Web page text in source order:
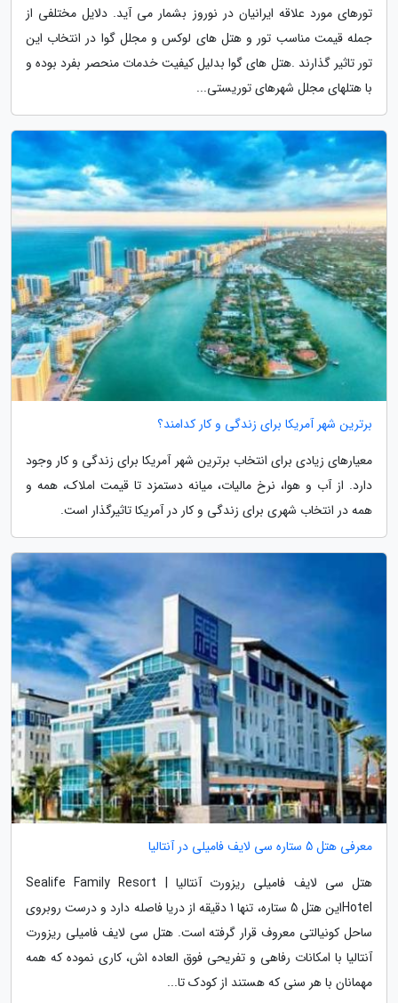
تورهای مورد علاقه ایرانیان در نوروز بشمار می آید. دلایل مختلفی از
جمله قیمت مناسب تور و هتل های لوکس و مجلل گوا در انتخاب این
تور تاثیر گذارند .هتل های گوا بدلیل کیفیت خدمات منحصر بفرد بوده و
با هتلهای مجلل شهرهای توریستی...
برترین شهر آمریکا برای زندگی و کار کدامند؟
معیارهای زیادی برای انتخاب برترین شهر آمریکا برای زندگی و کار وجود
دارد. از آب و هوا، نرخ مالیات، میانه دستمزد تا قیمت املاک، همه و
همه در انتخاب شهری برای زندگی و کار در آمریکا تاثیرگذار است.
معرفی هتل 5 ستاره سی لایف فامیلی در آنتالیا
هتل سی لایف فامیلی ریزورت آنتالیا | Sealife Family Resort
Hotelاین هتل 5 ستاره، تنها 1 دقیقه از دریا فاصله دارد و درست روبروی
ساحل کونیالتی معروف قرار گرفته است. هتل سی لایف فامیلی ریزورت
آنتالیا با امکانات رفاهی و تفریحی فوق العاده اش، کاری نموده که همه
مهمانان با هر سنی که هستند از کودک تا...